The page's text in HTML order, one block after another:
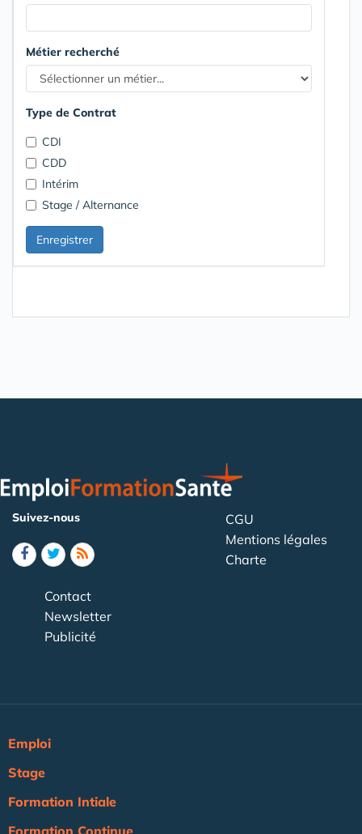
Métier recherché
Type de Contrat
CDI
CDD
Intérim
Stage / Alternance
Suivez-nous
CGU
Mentions légales
Charte
Contact
Newsletter
Publicité
Emploi
Stage
Formation Intiale